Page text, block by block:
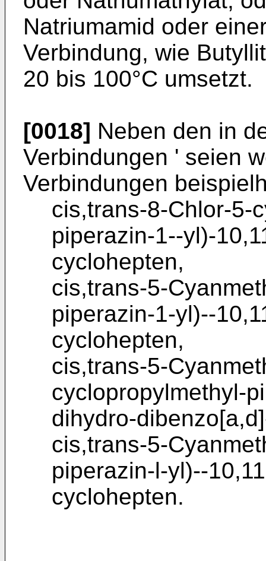
Natriumamid oder
Verbindung, wie
20 bis 100°C umsetzt.
[0018] Neben den in
Verbindungen ' seien
Verbindungen
cis,trans-8-Chlor-5-
piperazin-1--yl)-
cyclohepten,
cis,trans-5-
piperazin-1-yl)--
cyclohepten,
cis,trans-5-
cyclopropylmethyl-
dihydro-
cis,trans-5-
piperazin-l-yl)--
cyclohepten.